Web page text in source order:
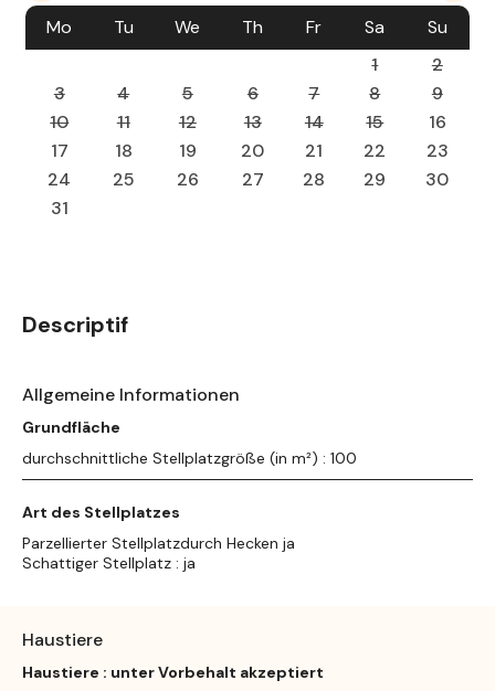
Mo Tu We Th Fr Sa
Su
1
2
3
4 5 6 7 8
9
10
11 12 13 14 15
16
17
18 19 20 21 22
23
24
25 26 27 28 29
30
31
Descriptif
Allgemeine Informationen
Grundfläche
durchschnittliche Stellplatzgröße (in m²) : 100
Art des Stellplatzes
Parzellierter Stellplatzdurch Hecken ja
Schattiger Stellplatz : ja
Haustiere
Haustiere : unter Vorbehalt akzeptiert